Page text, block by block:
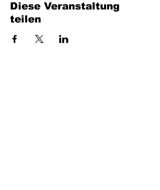
Diese Veranstaltung
teilen